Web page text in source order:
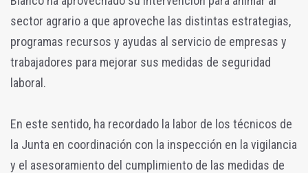
sector agrario a que aproveche las distintas estrategias,
programas recursos y ayudas al servicio de empresas y
trabajadores para mejorar sus medidas de seguridad
laboral.
En este sentido, ha recordado la labor de los técnicos de
la Junta en coordinación con la inspección en la vigilancia
y el asesoramiento del cumplimiento de las medidas de